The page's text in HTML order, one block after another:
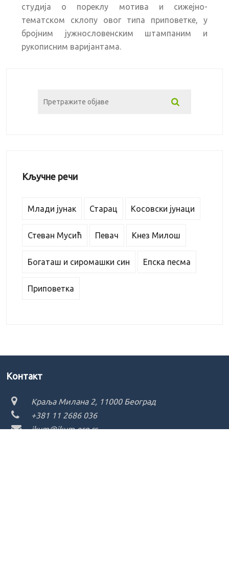
студија о пореклу мотива и сижејно-
тематском склопу овог типа приповетке, у
бројним јужнословенским штампаним и
рукописним варијантама.
Кључне речи
Млади јунак Старац Косовски јунаци
Стеван Мусић Певач Кнез Милош
Богаташ и сиромашки син Епска песма
Приповетка
Kонтакт
Краља Милана 2, 11000 Београд
+381 11 2686 036
ikum@ikum.org.rs